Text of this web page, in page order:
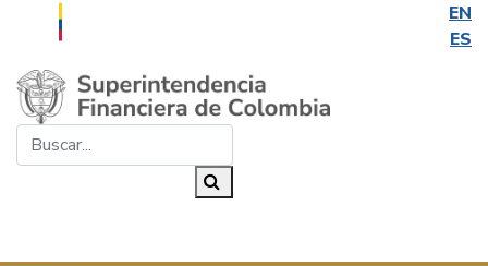
EN
ES
Saltar al contenido principal